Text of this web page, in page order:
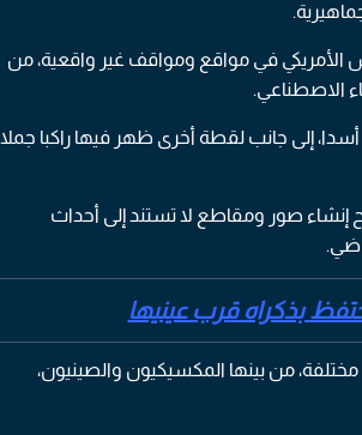
في مواقع ومواقف غير واقعية، من
الاصطناعي.
إلى جانب لقطة أخرى ظهر فيها راكبا جملا
إنشاء صور ومقاطع لا تستند إلى أحداث
بذكراه قرب عينيها
من بينها المكسيكيون والصينيون،